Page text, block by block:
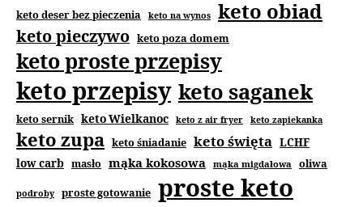
keto deser bez pieczenia keto na wynos keto obiad
keto pieczywo keto poza domem
keto proste przepisy
keto przepisy keto saganek
keto sernik keto Wielkanoc keto z air fryer keto zapiekanka
keto zupa keto śniadanie keto święta LCHF
low carb masło mąka kokosowa mąka migdałowa oliwa
podroby proste gotowanie proste keto